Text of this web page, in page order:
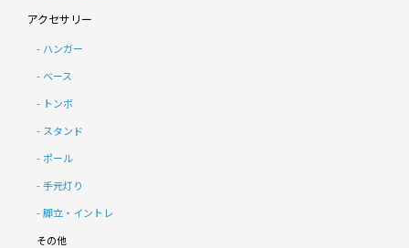
アクセサリー
ハンガー
ベース
トンボ
スタンド
ポール
手元灯り
脚立・イントレ
その他